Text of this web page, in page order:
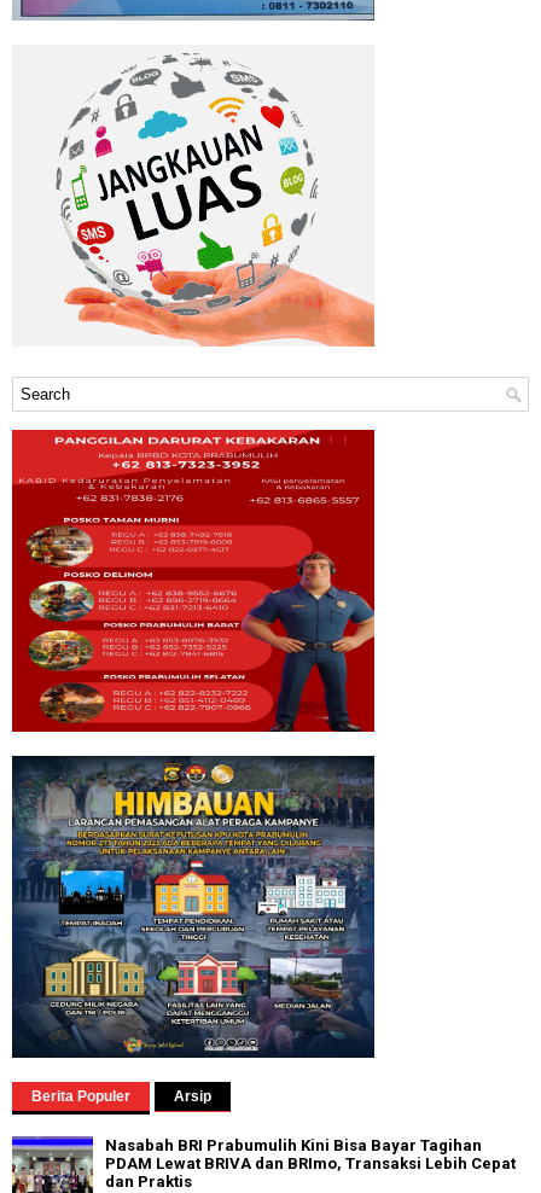
Berita Populer Arsip
Nasabah BRI Prabumulih Kini Bisa Bayar Tagihan
PDAM Lewat BRIVA dan BRImo, Transaksi Lebih Cepat
dan Praktis